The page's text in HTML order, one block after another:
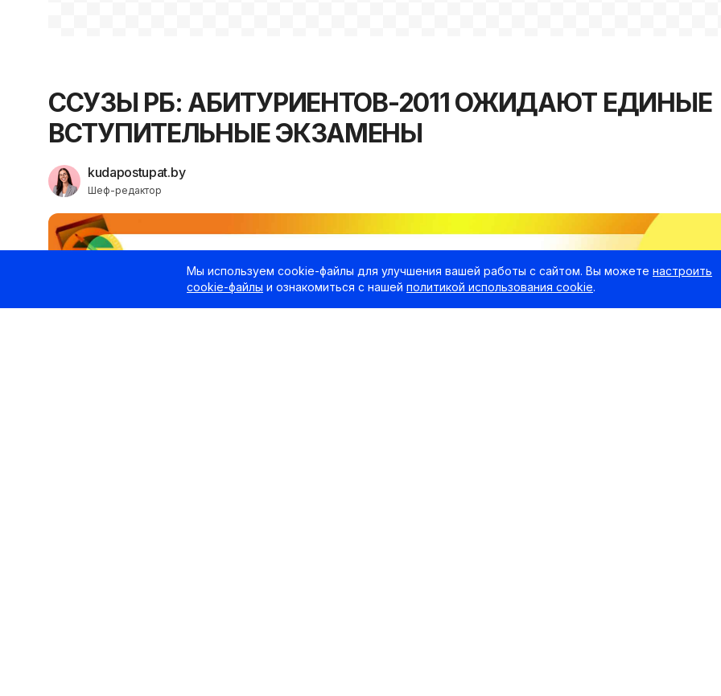
ССУЗЫ РБ: АБИТУРИЕНТОВ-2011 ОЖИДАЮТ ЕДИНЫЕ
ВСТУПИТЕЛЬНЫЕ ЭКЗАМЕНЫ
kudapostupat.by
Шеф-редактор
Мы используем cookie-файлы для улучшения вашей работы с сайтом. Вы можете настроить
cookie-файлы и ознакомиться с нашей политикой использования cookie.